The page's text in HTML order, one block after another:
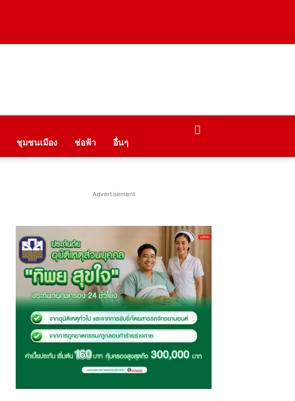
ชุมชนเมือง ช่อฟ้า อื่นๆ
Advertisement